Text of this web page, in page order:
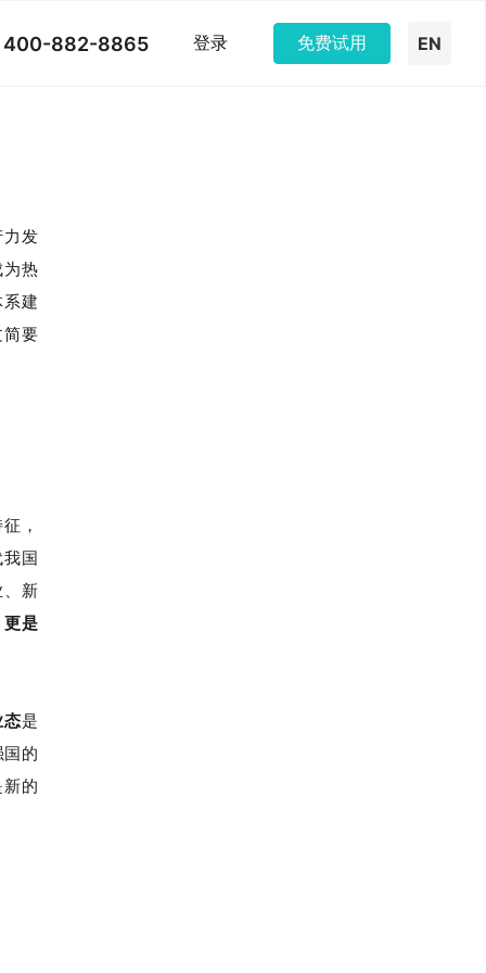
400-882-8865 登录 免费试用 EN
力发
热
建
要
，
我国
、新
更是
态是
的
的